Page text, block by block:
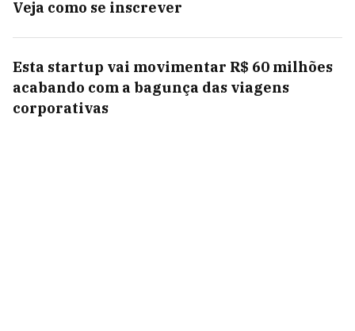
Veja como se inscrever
Esta startup vai movimentar R$ 60 milhões
acabando com a bagunça das viagens
corporativas